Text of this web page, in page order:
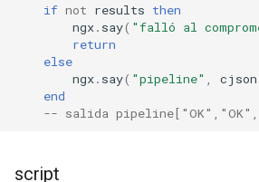
rewrite-status
security-headers
if not results then
ngx. say( "falló al
return
else
ngx. say( "pipeline" cjson
end
-- salida
script